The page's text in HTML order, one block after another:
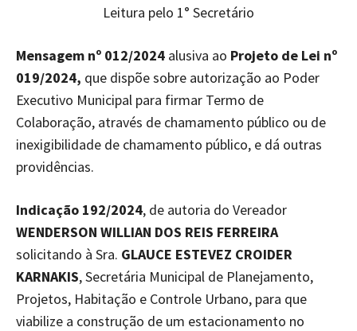
Leitura pelo 1° Secretário
Mensagem nº 012/2024 alusiva ao Projeto de Lei nº
019/2024, que dispõe sobre autorização ao Poder
Executivo Municipal para firmar Termo de
Colaboração, através de chamamento público ou de
inexigibilidade de chamamento público, e dá outras
providências.
Indicação 192/2024, de autoria do Vereador
WENDERSON WILLIAN DOS REIS FERREIRA
solicitando à Sra. GLAUCE ESTEVEZ CROIDER
KARNAKIS, Secretária Municipal de Planejamento,
Projetos, Habitação e Controle Urbano, para que
viabilize a construção de um estacionamento no